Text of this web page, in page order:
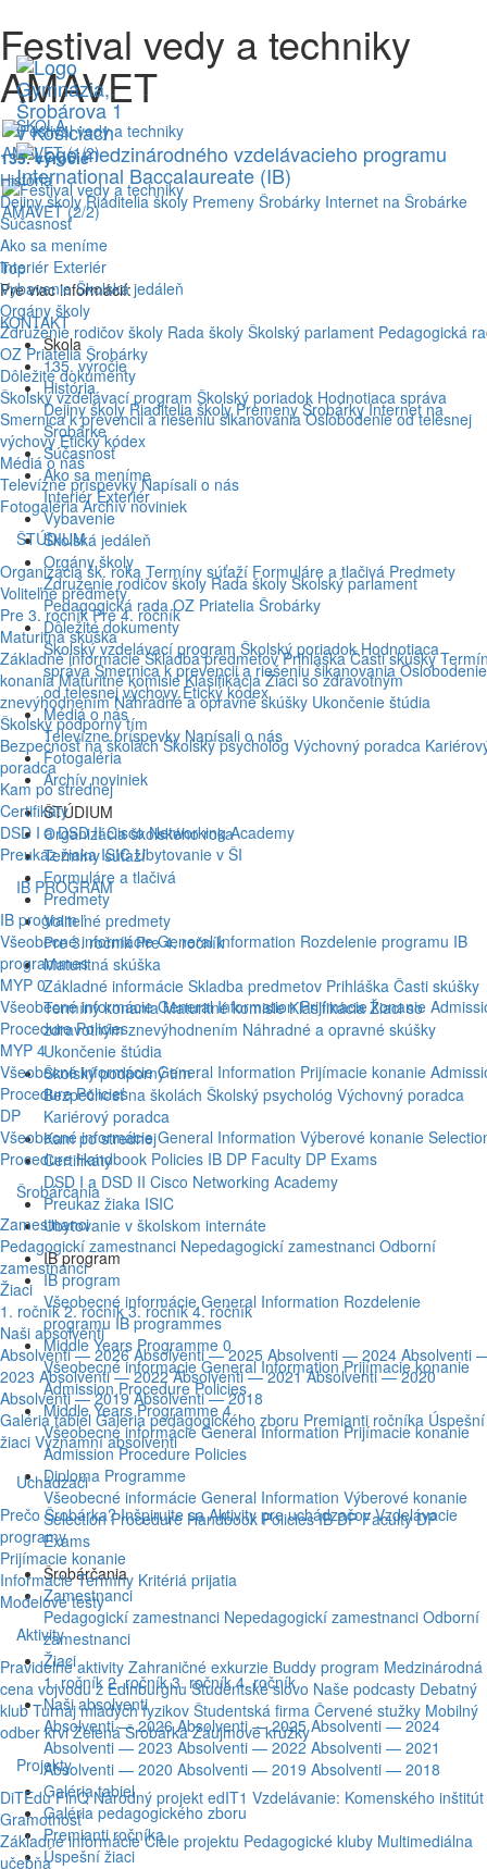
ŠKOLA
135. výročie
História
Dejiny školy Riaditelia školy Premeny Šrobárky Internet na Šrobárke
Súčasnosť
Ako sa meníme
Interiér Exteriér
Vybavenie Školská jedáleň
Orgány školy
Združenie rodičov školy Rada školy Školský parlament Pedagogická
OZ Priatelia Šrobárky
Dôležité dokumenty
Školský vzdelávací program Školský poriadok Hodnotiaca správa
Smernica k prevencii a riešeniu šikanovania Oslobodenie od telesnej
výchovy Etický kódex
Médiá o nás
Televízne príspevky Napísali o nás
Fotogaléria Archív noviniek
ŠTÚDIUM
Organizácia šk. roka Termíny súťaží Formuláre a tlačivá Predmety
Voliteľné predmety
Pre 3. ročník Pre 4. ročník
Maturitná skúška
Základné informácie Skladba predmetov Prihláška Časti skúšky
konania Maturitné komisie Klasifikácia Žiaci so zdravotným
znevýhodnením Náhradné a opravné skúšky Ukončenie štúdia
Školský podporný tím
Bezpečnosť na školách Školský psychológ Výchovný poradca
poradca
Kam po strednej
Certifikáty
DSD I a DSD II Cisco Networking Academy
Preukaz žiaka ISIC Ubytovanie v ŠI
IB PROGRAM
IB program
Všeobecné informácie General Information Rozdelenie programu IB
programmes
MYP 0
Všeobecné informácie General Information Prijímacie konanie
Procedure Policies
MYP 4
Všeobecné informácie General Information Prijímacie konanie
Procedure Policies
DP
Všeobecné informácie General Information Výberové konanie
Procedure Handbook Policies IB DP Faculty DP Exams
Šrobárčania
Zamestnanci
Pedagogickí zamestnanci Nepedagogickí zamestnanci Odborní
zamestnanci
Žiaci
1. ročník 2. ročník 3. ročník 4. ročník
Naši absolventi
Absolventi — 2026 Absolventi — 2025 Absolventi — 2024 Absolventi
2023 Absolventi — 2022 Absolventi — 2021 Absolventi — 2020
Absolventi — 2019 Absolventi — 2018
Galéria tabiel Galéria pedagogického zboru Premianti ročníka Úspešní
žiaci Významní absolventi
Uchádzači
Prečo Šrobárka? Inšpirujte sa Aktivity pre uchádzačov Vzdelávacie
programy
Prijímacie konanie
Informácie Termíny Kritériá prijatia
Modelové testy
Aktivity
Pravidelné aktivity Zahraničné exkurzie Buddy program Medzinárodná
cena vojvodu z Edinburghu Študentské slovo Naše podcasty Debatný
klub Turnaj mladých fyzikov Študentská firma Červené stužky Mobilný
odber krvi Zelená Šrobárka Záujmové krúžky
Projekty
DiTEdu FinQ Národný projekt edIT1 Vzdelávanie: Komenského inštitút
Gramotnosť
Základné informácie Ciele projektu Pedagogické kluby Multimediálna
učebňa
Festival vedy a techniky
AMAVET
Top
Pre viac informácií:
KONTAKT
Škola
135. výročie
História
Dejiny školy Riaditelia školy Premeny Šrobárky Internet na
Šrobárke
Súčasnosť
Ako sa meníme
Interiér Exteriér
Vybavenie
Školská jedáleň
Orgány školy
Združenie rodičov školy Rada školy Školský parlament
Pedagogická rada OZ Priatelia Šrobárky
Dôležité dokumenty
Školský vzdelávací program Školský poriadok Hodnotiaca
správa Smernica k prevencii a riešeniu šikanovania Oslobodenie
od telesnej výchovy Etický kódex
Médiá o nás
Televízne príspevky Napísali o nás
Fotogaléria
Archív noviniek
ŠTÚDIUM
Organizácia školského roka
Termíny súťaží
Formuláre a tlačivá
Predmety
Voliteľné predmety
Pre 3. ročník Pre 4. ročník
Maturitná skúška
Základné informácie Skladba predmetov Prihláška Časti skúšky
Termíny konania Maturitné komisie Klasifikácia Žiaci so
zdravotným znevýhodnením Náhradné a opravné skúšky
Ukončenie štúdia
Školský podporný tím
Bezpečnosť na školách Školský psychológ Výchovný poradca
Kariérový poradca
Kam po strednej
Certifikáty
DSD I a DSD II Cisco Networking Academy
Preukaz žiaka ISIC
Ubytovanie v školskom internáte
IB program
IB program
Všeobecné informácie General Information Rozdelenie
programu IB programmes
Middle Years Programme 0
Všeobecné informácie General Information Prijímacie konanie
Admission Procedure Policies
Middle Years Programme 4
Všeobecné informácie General Information Prijímacie konanie
Admission Procedure Policies
Diploma Programme
Všeobecné informácie General Information Výberové konanie
Selection Procedure Handbook Policies IB DP Faculty DP
Exams
Šrobárčania
Zamestnanci
Pedagogickí zamestnanci Nepedagogickí zamestnanci Odborní
zamestnanci
Žiaci
1. ročník 2. ročník 3. ročník 4. ročník
Naši absolventi
Absolventi — 2026 Absolventi — 2025 Absolventi — 2024
Absolventi — 2023 Absolventi — 2022 Absolventi — 2021
Absolventi — 2020 Absolventi — 2019 Absolventi — 2018
Galéria tabiel
Galéria pedagogického zboru
Premianti ročníka
Úspešní žiaci